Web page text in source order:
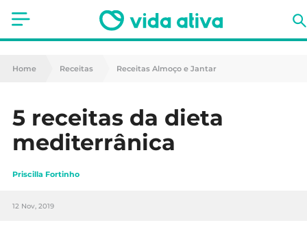
Saúde
Nutrição
Home Receitas Receitas Almoço e Jantar
5 receitas da dieta
mediterrânica
Priscilla Fortinho
12 Nov, 2019